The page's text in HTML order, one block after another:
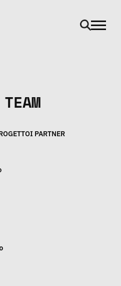
odpri
I PARTNER
del progetto
Zorn